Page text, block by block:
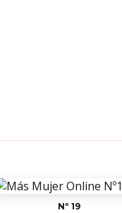
Nº 19